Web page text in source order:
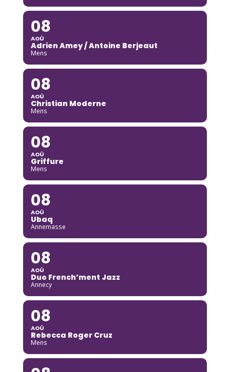
08
AOÛ
Adrien Amey / Antoine Berjeaut
Mens
08
AOÛ
Christian Moderne
Mens
08
AOÛ
Griffure
Mens
08
AOÛ
Ubaq
Annemasse
08
AOÛ
Duo French’ment Jazz
Annecy
08
AOÛ
Rebecca Roger Cruz
Mens